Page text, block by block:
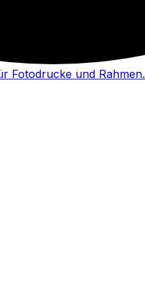
Fotodrucke und Rahmen.